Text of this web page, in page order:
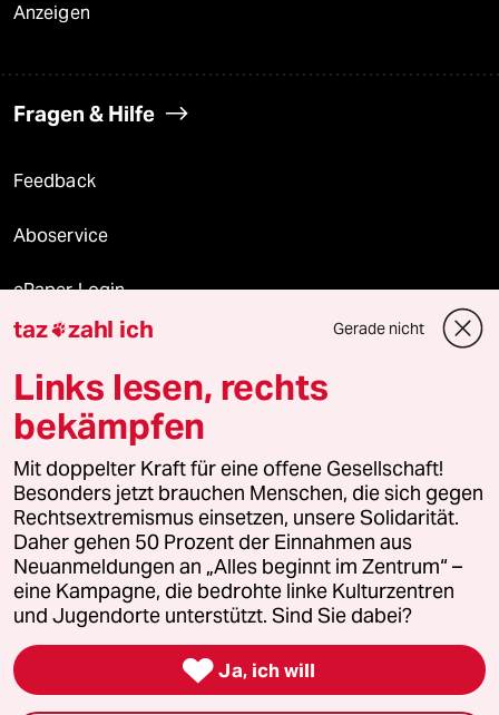
Anzeigen
Fragen & Hilfe
Feedback
Aboservice
ePaper Login
Downloads für Abonnierende
© 2026 taz Verlags und Vertriebs GmbH
Alle Rechte vorbehalten. Bei rechtlichen Fragen oder für Genehmigungen
wenden Sie sich bitte an
lizenzen@taz.de
Feedback Redaktionsstatut Kommune-Richtlinien
Leitlinie Informant Datenschutz Impressum AGB
Seitenwende Einwilligungen widerrufen (Ads)
taz zahl ich Gerade nicht
Links lesen, rechts
bekämpfen
Mit doppelter Kraft für eine offene Gesellschaft!
Besonders jetzt brauchen Menschen, die sich gegen
Rechtsextremismus einsetzen, unsere Solidarität.
Daher gehen 50 Prozent der Einnahmen aus
Neuanmeldungen an „Alles beginnt im Zentrum“ –
eine Kampagne, die bedrohte linke Kulturzentren
und Jugendorte unterstützt. Sind Sie dabei?
 Ja, ich will